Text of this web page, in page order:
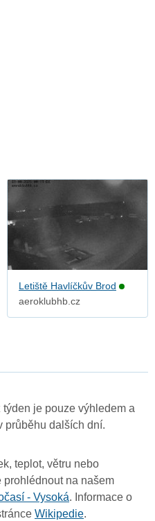
Letiště Havlíčkův Brod
aeroklubhb.cz
je pouze výhledem a
průběhu dalších dní.
teplot, větru nebo
prohlédnout na našem
- Vysoká. Informace o
Wikipedie.